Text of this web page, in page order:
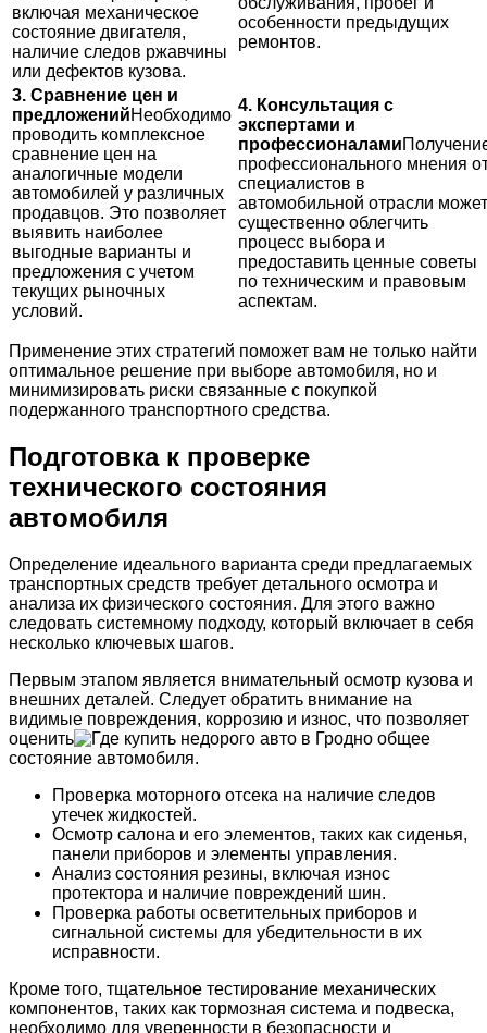
включая механическое
состояние двигателя,
наличие следов ржавчины
или дефектов кузова.
особенности предыдущих
ремонтов.
3. Сравнение цен и
предложенийНеобходимо
проводить комплексное
сравнение цен на
аналогичные модели
автомобилей у различных
продавцов. Это позволяет
выявить наиболее
выгодные варианты и
предложения с учетом
текущих рыночных
условий.
4. Консультация с
экспертами и
профессионалами
профессионального мнения
специалистов в
автомобильной отрасли может
существенно облегчить
процесс выбора и
предоставить ценные советы
по техническим и правовым
аспектам.
Применение этих стратегий поможет вам не только найти
оптимальное решение при выборе автомобиля, но и
минимизировать риски связанные с покупкой
подержанного транспортного средства.
Подготовка к проверке
технического состояния
автомобиля
Определение идеального варианта среди предлагаемых
транспортных средств требует детального осмотра и
анализа их физического состояния. Для этого важно
следовать системному подходу, который включает в себя
несколько ключевых шагов.
Первым этапом является внимательный осмотр кузова и
внешних деталей. Следует обратить внимание на
видимые повреждения, коррозию и износ, что позволяет
оценить
общее
состояние автомобиля.
Проверка моторного отсека на наличие следов
утечек жидкостей.
Осмотр салона и его элементов, таких как сиденья,
панели приборов и элементы управления.
Анализ состояния резины, включая износ
протектора и наличие повреждений шин.
Проверка работы осветительных приборов и
сигнальной системы для убедительности в их
исправности.
Кроме того, тщательное тестирование механических
компонентов, таких как тормозная система и подвеска,
необходимо для уверенности в безопасности и